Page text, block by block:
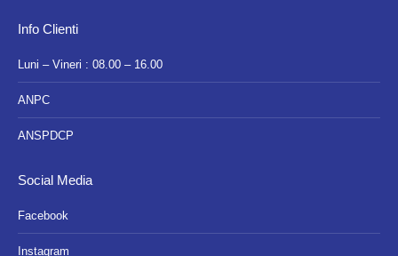
Info Clienti
Luni – Vineri : 08.00 – 16.00
ANPC
ANSPDCP
Social Media
Facebook
Instagram